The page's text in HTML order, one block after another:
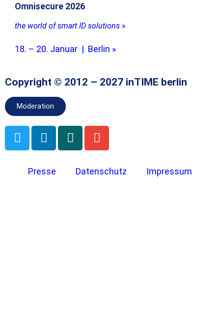
Omnisecure 2026
the world of smart ID solutions »
18. – 20. Januar | Berlin »
Copyright © 2012 – 2027 inTIME berlin
Moderation
Presse Datenschutz Impressum